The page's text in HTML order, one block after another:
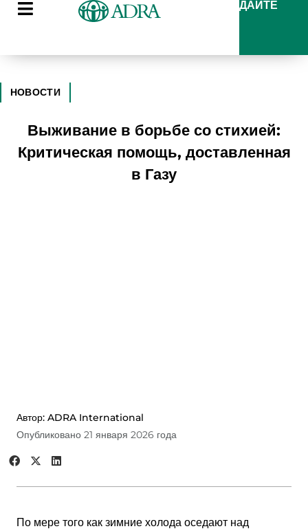
ДАЙТЕ
НОВОСТИ
Выживание в борьбе со стихией:
Критическая помощь, доставленная
в Газу
Автор: ADRA International
Опубликовано 21 января 2026 года
По мере того как зимние холода оседают над